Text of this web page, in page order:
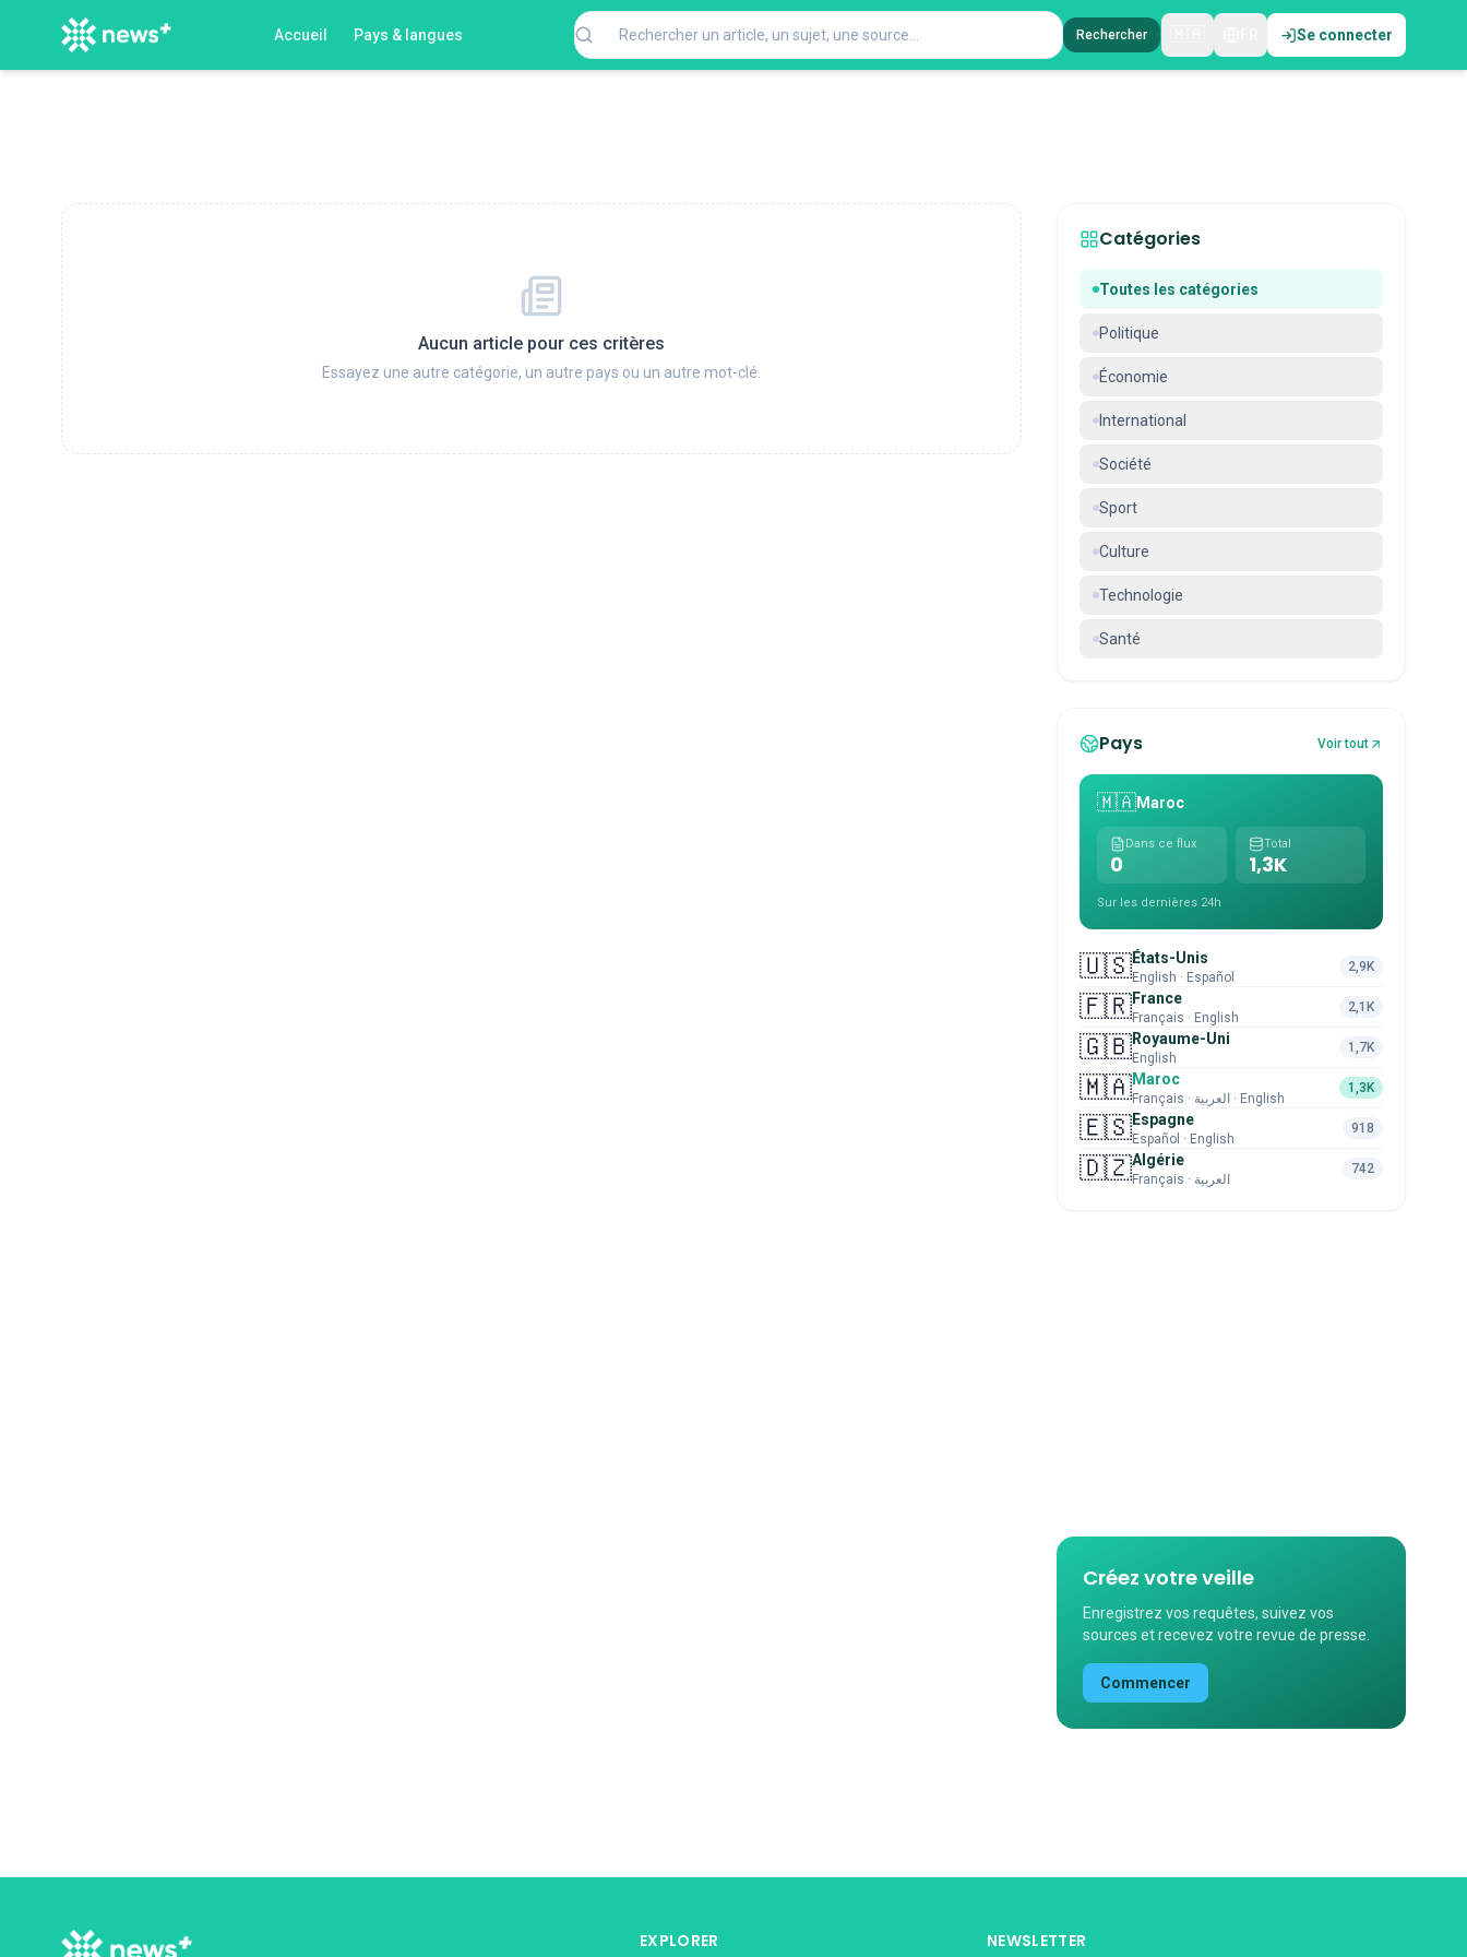
Accueil Pays & langues Rechercher Se connecter
Aucun article pour ces critères
Essayez une autre catégorie, un autre pays ou un autre mot-clé.
Catégories
Toutes les catégories
Politique
Économie
International
Société
Sport
Culture
Technologie
Santé
Pays Voir tout
🇲🇦Maroc
Dans ce flux
0
Total
1,3K
Sur les dernières 24h
🇺🇸États-Unis
English · Español
2,9K
🇫🇷France
Français · English
2,1K
🇬🇧Royaume-Uni
English
1,7K
🇲🇦Maroc
Français · العربية · English
1,3K
🇪🇸Espagne
Español · English
918
🇩🇿Algérie
Français · العربية
742
Créez votre veille
Enregistrez vos requêtes, suivez vos
sources et recevez votre revue de presse.
Commencer
EXPLORER NEWSLETTER